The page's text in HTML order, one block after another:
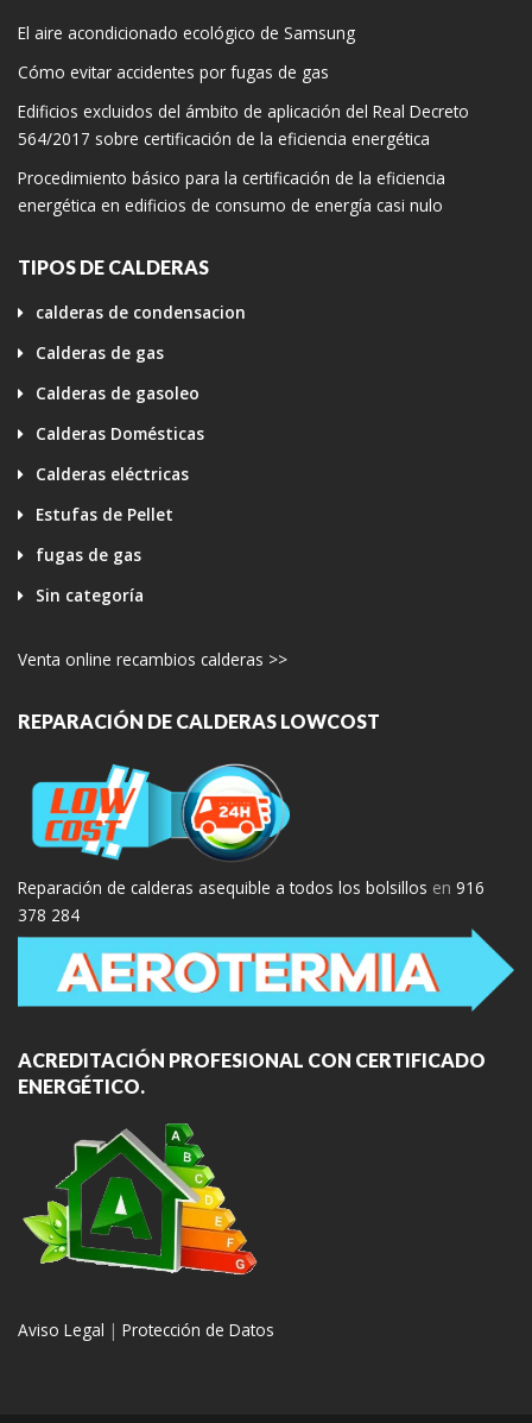
El aire acondicionado ecológico de Samsung
Cómo evitar accidentes por fugas de gas
Edificios excluidos del ámbito de aplicación del Real Decreto
564/2017 sobre certificación de la eficiencia energética
Procedimiento básico para la certificación de la eficiencia
energética en edificios de consumo de energía casi nulo
TIPOS DE CALDERAS
calderas de condensacion
Calderas de gas
Calderas de gasoleo
Calderas Domésticas
Calderas eléctricas
Estufas de Pellet
fugas de gas
Sin categoría
Venta online recambios calderas >>
REPARACIÓN DE CALDERAS LOWCOST
Reparación de calderas asequible a todos los bolsillos en 916
378 284
ACREDITACIÓN PROFESIONAL CON CERTIFICADO
ENERGÉTICO.
Aviso Legal | Protección de Datos